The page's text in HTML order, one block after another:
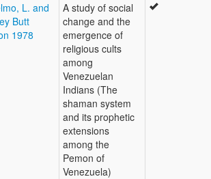
L. and
Butt
1978
A study of social
change and the
emergence of
religious cults
among
Venezuelan
Indians (The
shaman system
and its prophetic
extensions
among the
Pemon of
Venezuela)